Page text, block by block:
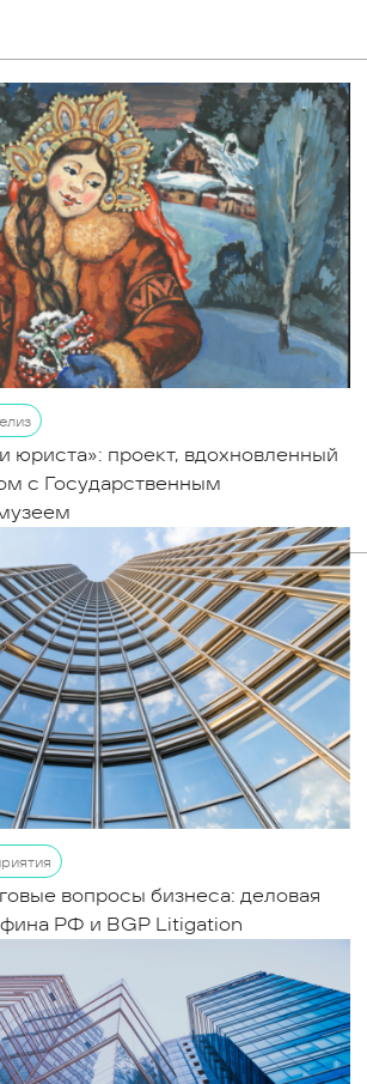
юриста»: проект, вдохновленный
с Государственным
вопросы бизнеса: деловая
РФ и BGP Litigation